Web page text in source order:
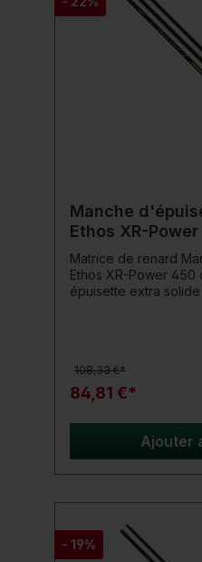
Manche
Ethos XR-
Matrice de renard
Ethos XR-Power 450 cm Une
épuisette extra solide ! Les Fox Matrix
importants ou de
Ils sont fabriqués à
à haut module, ont
d'épuisette en trois
une poignée
Détails du produit: Longueur : 450 cm
Pièces : 3 Présente notre technologie MST
finition Glide Tape Carbone 1K renforcé sur
caoutchoutée imprimée Livré dans un
en plastique
108,33 €*
84,81 €*
Ajouter
- 19%